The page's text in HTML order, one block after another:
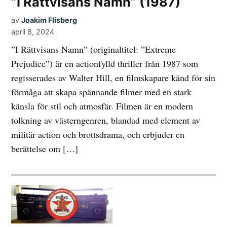
av Joakim Flisberg
april 8, 2024
”I Rättvisans Namn” (originaltitel: ”Extreme
Prejudice”) är en actionfylld thriller från 1987 som
regisserades av Walter Hill, en filmskapare känd för sin
förmåga att skapa spännande filmer med en stark
känsla för stil och atmosfär. Filmen är en modern
tolkning av västerngenren, blandad med element av
militär action och brottsdrama, och erbjuder en
berättelse om […]